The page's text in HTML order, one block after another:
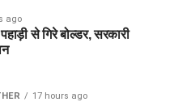
ago
से गिरे बोल्डर, सरकारी
17 hours ago